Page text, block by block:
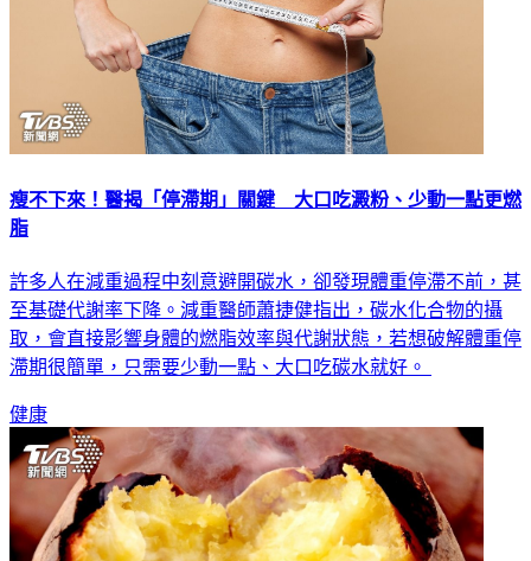
瘦不下來！醫揭「停滯期」關鍵 大口吃澱粉、少動一點更燃
許多人在減重過程中刻意避開碳水，卻發現體重停滯不前，甚
至基礎代謝率下降。減重醫師蕭捷健指出，碳水化合物的攝
取，會直接影響身體的燃脂效率與代謝狀態，若想破解體重停
健康